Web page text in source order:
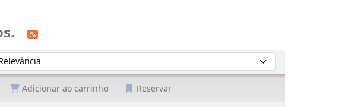
por:
Adicionar ao carrinho Reservar